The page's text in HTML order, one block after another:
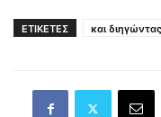
ΕΤΙΚΕΤΕΣ και